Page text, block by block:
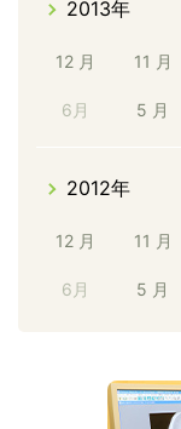
2013年
12 月 11 月
6月 5 月
2012年
12 月 11 月
6月 5 月